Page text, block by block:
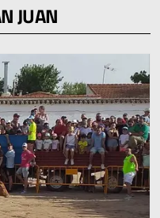
JUAN